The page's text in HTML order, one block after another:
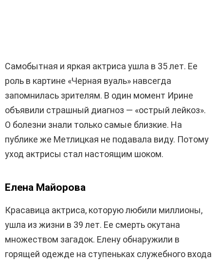
Самобытная и яркая актриса ушла в 35 лет. Ее
роль в картине «Черная вуаль» навсегда
запомнилась зрителям. В один момент Ирине
объявили страшный диагноз — «острый лейкоз».
О болезни знали только самые близкие. На
публике же Метлицкая не подавала виду. Потому
уход актрисы стал настоящим шоком.
Елена Майорова
Красавица актриса, которую любили миллионы,
ушла из жизни в 39 лет. Ее смерть окутана
множеством загадок. Елену обнаружили в
горящей одежде на ступеньках служебного входа